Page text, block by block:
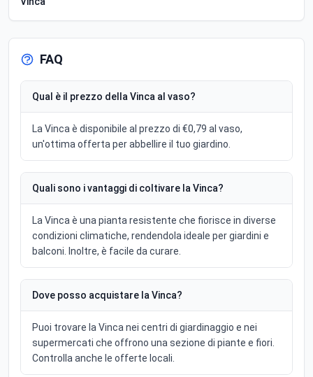
FAQ
Qual è il prezzo della Vinca al vaso?
La Vinca è disponibile al prezzo di €0,79 al vaso,
un'ottima offerta per abbellire il tuo giardino.
Quali sono i vantaggi di coltivare la Vinca?
La Vinca è una pianta resistente che fiorisce in diverse
condizioni climatiche, rendendola ideale per giardini e
balconi. Inoltre, è facile da curare.
Dove posso acquistare la Vinca?
Puoi trovare la Vinca nei centri di giardinaggio e nei
supermercati che offrono una sezione di piante e fiori.
Controlla anche le offerte locali.